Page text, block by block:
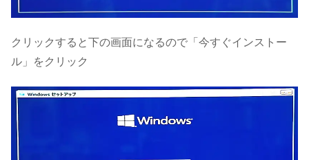
クリックすると下の画面になるので「今すぐインストー
ル」をクリック